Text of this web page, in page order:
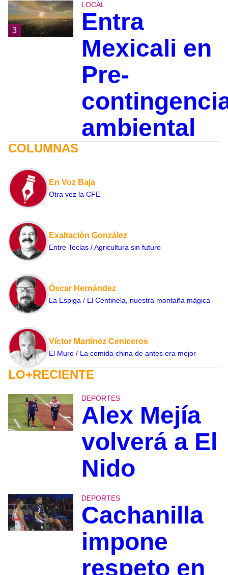
3
LOCAL
Entra
Mexicali en
Pre-
ambiental
COLUMNAS
En Voz Baja
Otra vez la CFE
Exaltación González
Entre Teclas / Agricultura sin futuro
Óscar Hernández
La Espiga / El Centinela, nuestra montaña mágica
Víctor Martínez Ceniceros
El Muro / La comida china de antes era mejor
LO+RECIENTE
DEPORTES
Alex Mejía
volverá a El
Nido
DEPORTES
Cachanilla
impone
respeto en